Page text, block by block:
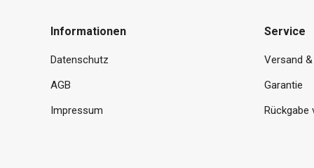
Informationen
Datenschutz
AGB
Impressum
Service
Versand
Garantie
Rückgabe